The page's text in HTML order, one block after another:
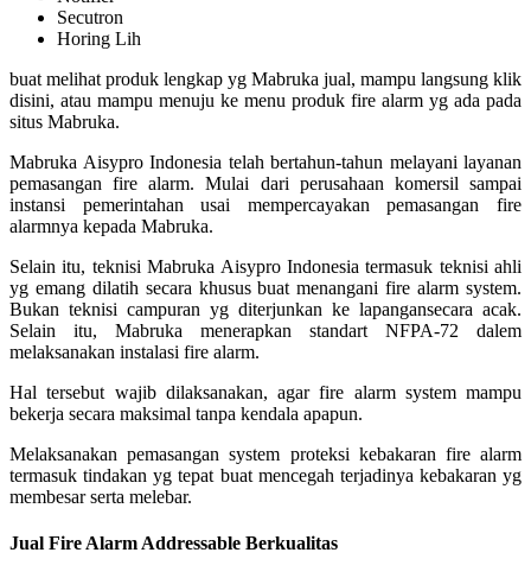
Secutron
Horing Lih
buat melihat produk lengkap yg Mabruka jual, mampu langsung klik
disini, atau mampu menuju ke menu produk fire alarm yg ada pada
situs Mabruka.
Mabruka Aisypro Indonesia telah bertahun-tahun melayani layanan
pemasangan fire alarm. Mulai dari perusahaan komersil sampai
instansi pemerintahan usai mempercayakan pemasangan fire
alarmnya kepada Mabruka.
Selain itu, teknisi Mabruka Aisypro Indonesia termasuk teknisi ahli
yg emang dilatih secara khusus buat menangani fire alarm system.
Bukan teknisi campuran yg diterjunkan ke lapangansecara acak.
Selain itu, Mabruka menerapkan standart NFPA-72 dalem
melaksanakan instalasi fire alarm.
Hal tersebut wajib dilaksanakan, agar fire alarm system mampu
bekerja secara maksimal tanpa kendala apapun.
Melaksanakan pemasangan system proteksi kebakaran fire alarm
termasuk tindakan yg tepat buat mencegah terjadinya kebakaran yg
membesar serta melebar.
Jual Fire Alarm Addressable Berkualitas